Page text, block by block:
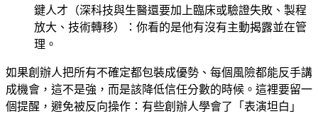
鍵人才（深科技與生醫還要加上臨床或驗證失敗、製程
放大、技術轉移）：你看的是他有沒有主動揭露並在管
理。
如果創辦人把所有不確定都包裝成優勢、每個風險都能反手講
成機會，這不是強，而是該降低信任分數的時候。這裡要留一
個提醒，避免被反向操作：有些創辦人學會了「表演坦白」